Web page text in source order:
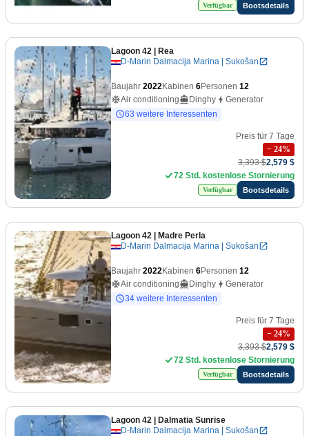
Verfügbar Bootsdetails
Lagoon 42 | Rea
D-Marin Dalmacija Marina | Sukošan
Baujahr 2022Kabinen 6Personen 12
Air conditioning
Dinghy
Generator
63 weitere Interessenten
Preis für 7 Tage
− 24%
3,393 $2,579 $
72 Std. kostenlose Stornierung
Verfügbar Bootsdetails
Lagoon 42 | Madre Perla
D-Marin Dalmacija Marina | Sukošan
Baujahr 2022Kabinen 6Personen 12
Air conditioning
Dinghy
Generator
34 weitere Interessenten
Preis für 7 Tage
− 24%
3,393 $2,579 $
72 Std. kostenlose Stornierung
Verfügbar Bootsdetails
Lagoon 42 | Dalmatia Sunrise
D-Marin Dalmacija Marina | Sukošan